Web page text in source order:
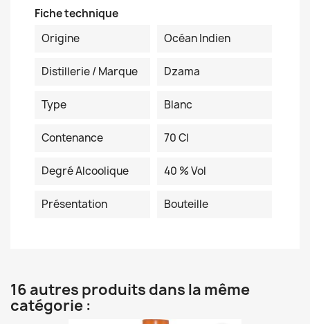
Fiche technique
Origine
Océan Indien
Distillerie / Marque Dzama
Type Blanc
Contenance 70 Cl
Degré Alcoolique 40 % Vol
Présentation Bouteille
16 autres produits dans la même
catégorie :